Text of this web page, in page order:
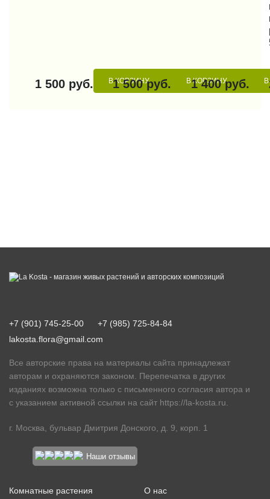
1 500 руб. В КОРЗИНУ
1 500 руб. В КОРЗИНУ
1 400 руб.
+7 (901) 745-25-00
+7 (985) 725-84-84
lakosta.flora@gmail.com
Все авторские права на материалы сайта принадлежат
авторам и охраняются законом. Перепечатка в других
изданиях возможна только с письменного согласия автора и
с указанием активной ссылки на сайт https://la-kosta.ru
г. Москва, бульвар Дмитрия Донского, д. 9, корп. 1
Наши отзывы
Комнатные растения О нас